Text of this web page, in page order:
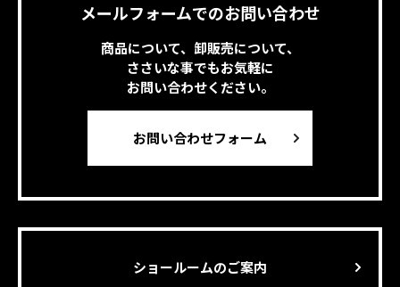
メールフォームでのお問い合わせ
商品について、卸販売について、
ささいな事でもお気軽に
お問い合わせください。
お問い合わせフォーム
ショールームのご案内